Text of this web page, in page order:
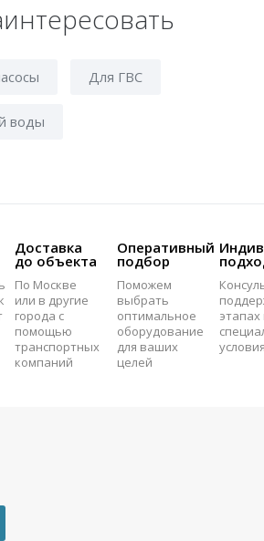
Для ГВС
воды
Доставка
до объекта
По Москве
или в другие
города с
помощью
транспортных
компаний
Оперативный
подбор
Поможем
выбрать
оптимальное
оборудование
для ваших
целей
этапах